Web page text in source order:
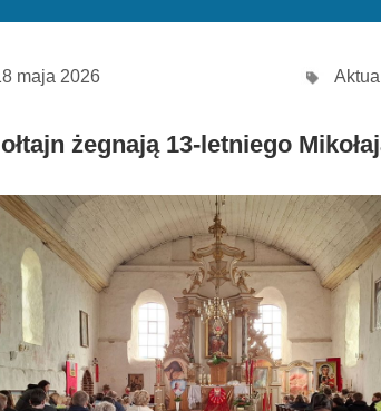
maja 2026
żegnają 13-letniego